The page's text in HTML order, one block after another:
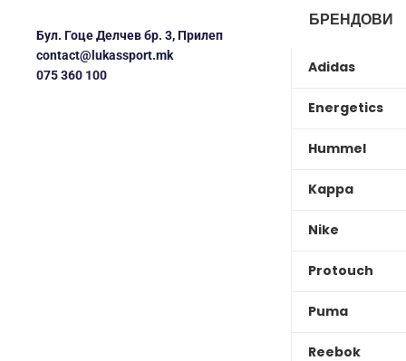
Бул. Гоце Делчев бр. 3, Прилеп
contact@lukassport.mk
075 360 100
БРЕНДОВИ
Adidas
Energetics
Hummel
Kappa
Nike
Protouch
Puma
Reebok